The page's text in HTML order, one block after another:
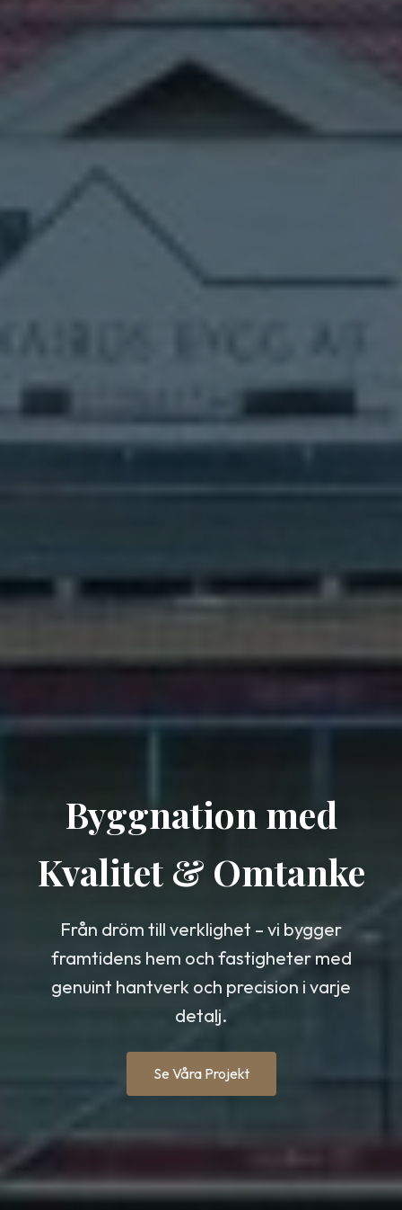
Byggnation med
Kvalitet & Omtanke
Från dröm till verklighet – vi bygger
framtidens hem och fastigheter med
genuint hantverk och precision i varje
detalj.
Se Våra Projekt